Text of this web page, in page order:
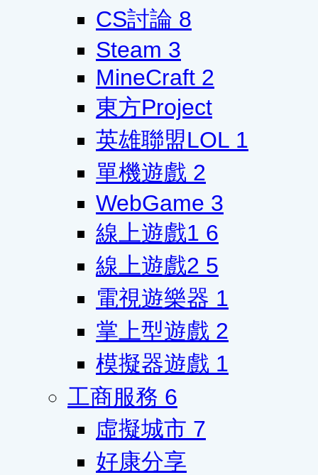
CS討論 8
Steam 3
MineCraft 2
東方Project
英雄聯盟LOL 1
單機遊戲 2
WebGame 3
線上遊戲1 6
線上遊戲2 5
電視遊樂器 1
掌上型遊戲 2
模擬器遊戲 1
工商服務 6
虛擬城市 7
好康分享